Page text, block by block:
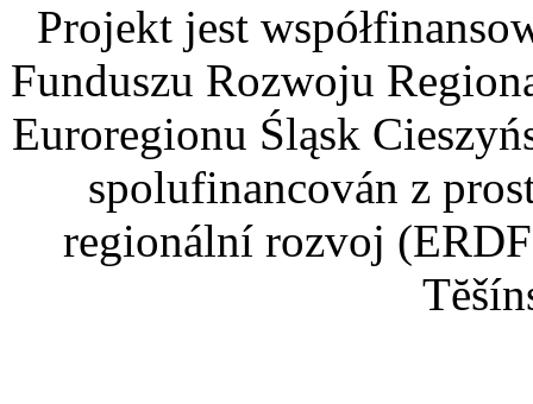
Projekt jest
Funduszu Rozwoju
Euroregionu Śląsk
spolufinancován z
regionální rozvoj